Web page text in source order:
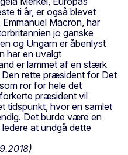
ti år, er også blevet
Macron, har
jo ganske
og Ungarn er åbenlyst
har en uvalgt
er lammet af en stærk
rette præsident for Det
ror for hele det
præsident vil
tidspunkt, hvor en samlet
Det burde være en
at undgå dette